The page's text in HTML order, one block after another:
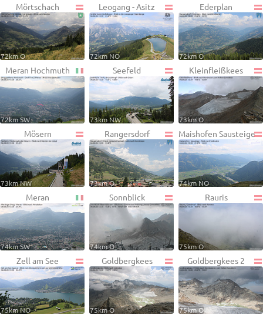
Mörtschach
72km O
Leogang - Asitz
72km NO
Ederplan
72km O
Meran Hochmuth
72km SW
Seefeld
73km NW
Kleinfleißkees
73km O
Mösern
73km NW
Rangersdorf
73km O
Maishofen Sausteige
74km NO
Meran
74km SW
Sonnblick
74km O
Rauris
75km O
Zell am See
75km NO
Goldbergkees
75km O
Goldbergkees 2
75km O